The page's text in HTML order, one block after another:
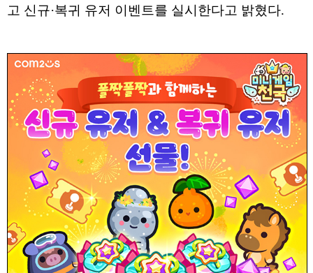
고 신규·복귀 유저 이벤트를 실시한다고 밝혔다.